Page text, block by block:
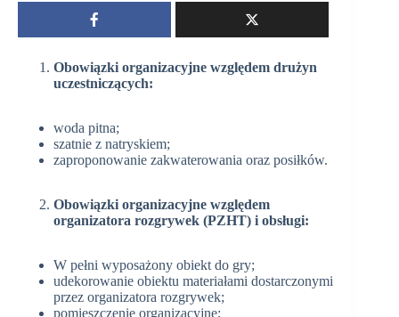
Obowiązki organizacyjne względem drużyn
uczestniczących:
woda pitna;
szatnie z natryskiem;
zaproponowanie zakwaterowania oraz posiłków.
Obowiązki organizacyjne względem
organizatora rozgrywek (PZHT) i obsługi:
W pełni wyposażony obiekt do gry;
udekorowanie obiektu materiałami dostarczonymi
przez organizatora rozgrywek;
pomieszczenie organizacyjne;